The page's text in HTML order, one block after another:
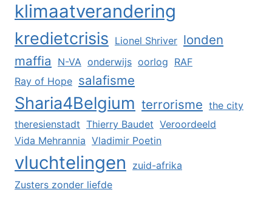
klimaatverandering
kredietcrisis Lionel Shriver londen
maffia
N-VA onderwijs oorlog RAF
Ray of Hope salafisme
Sharia4Belgium terrorisme the city
theresienstadt Thierry Baudet Veroordeeld
Vida Mehrannia Vladimir Poetin
vluchtelingen
zuid-afrika
Zusters zonder liefde